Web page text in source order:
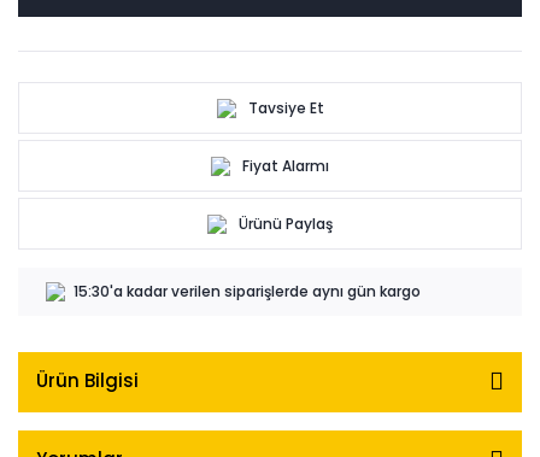
Tavsiye Et
Fiyat Alarmı
Ürünü Paylaş
15:30'a kadar verilen siparişlerde aynı gün kargo
Ürün Bilgisi